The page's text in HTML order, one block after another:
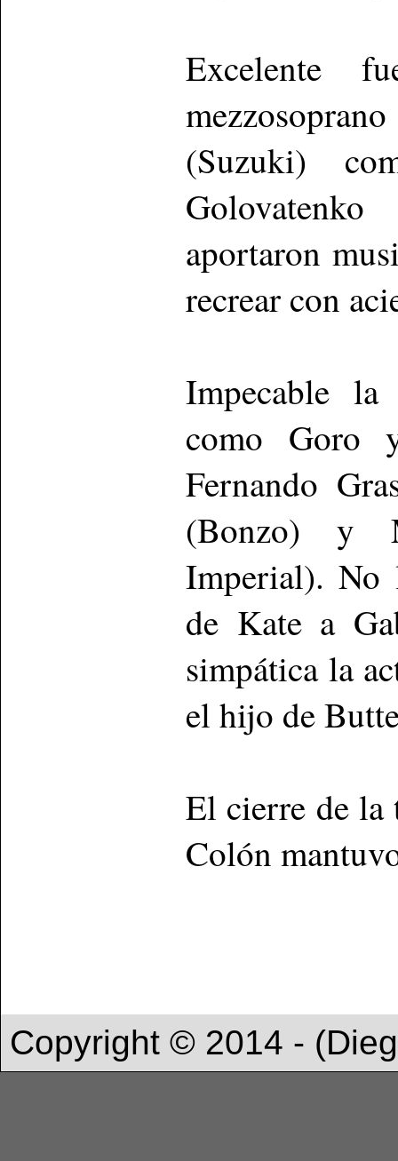
Excelente
(Suzuki)
aportaron
recrear con
Impecable
como Goro
Fernando
(Bonzo) y
Imperial). No
de Kate a
simpática la
el hijo de
El cierre de la
Colón
Copyright © 2014 -